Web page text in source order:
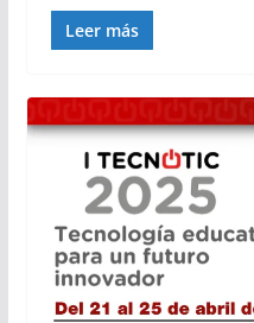
Leer más